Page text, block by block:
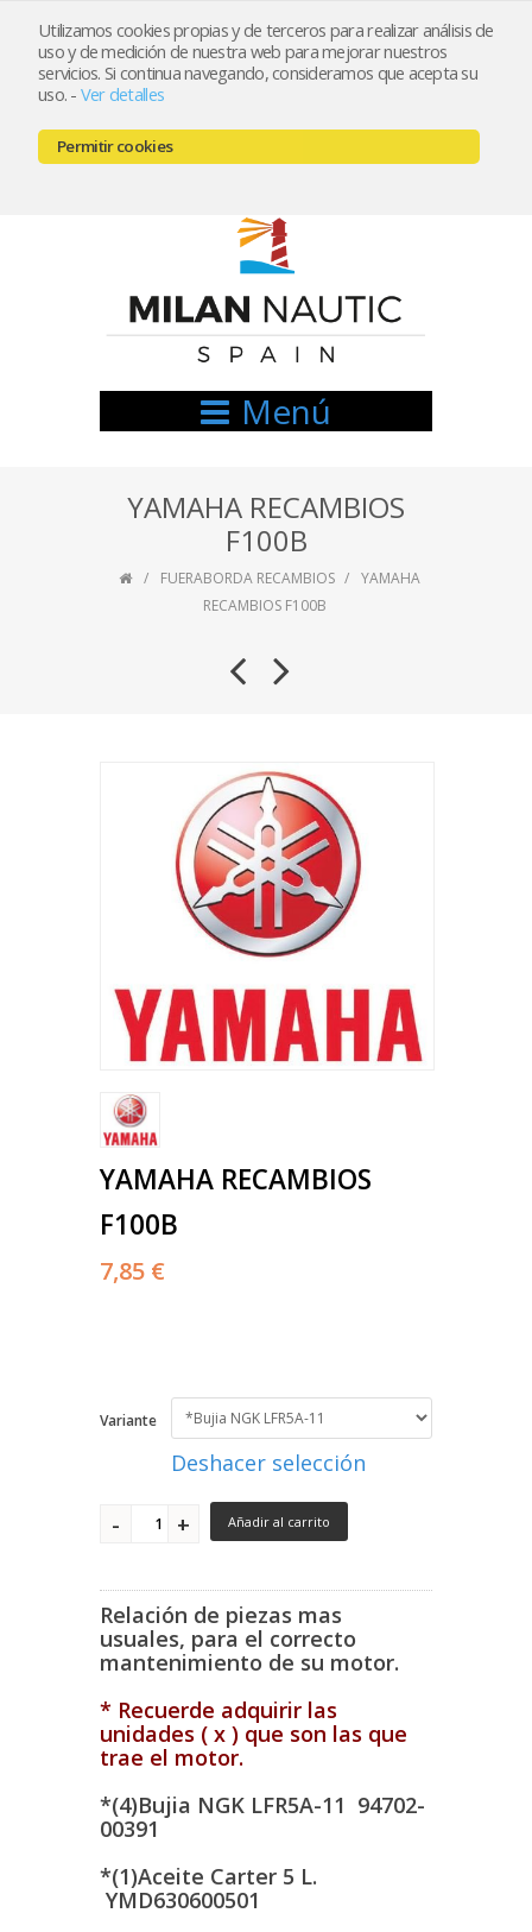
Utilizamos cookies propias y de terceros para realizar análisis de
uso y de medición de nuestra web para mejorar nuestros
servicios. Si continua navegando, consideramos que acepta su
uso. - Ver detalles
Permitir cookies
Registrarse Mi cuenta
666521122 // 654999333
Menú
YAMAHA RECAMBIOS
F100B
FUERABORDA RECAMBIOS
YAMAHA
RECAMBIOS F100B
YAMAHA RECAMBIOS
F100B
7,85 €
Variante
Deshacer selección
Añadir al carrito
Relación de piezas mas
usuales, para el correcto
mantenimiento de su motor.
* Recuerde adquirir las
unidades ( x ) que son las que
trae el motor.
*(4)Bujia NGK LFR5A-11 94702-
00391
*(1)Aceite Carter 5 L.
YMD630600501